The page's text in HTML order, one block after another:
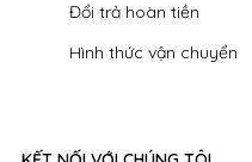
Đổi trả hoàn tiền
Hình thức vận chuyển